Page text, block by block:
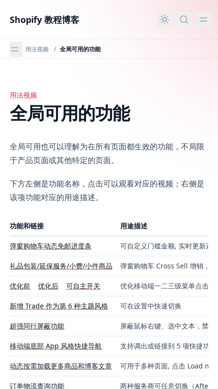
Shopify 教程博客
用法视频 / 全局可用的功能
全局可用的功能
用法视频
全局可用的功能
全局可用也可以理解为在所有页面都生效的功能，不局限
于产品页面或其他特定的页面。
下方左侧是功能名称，点击可以观看对应的视频；右侧是
该项功能对应的用途描述。
功能和链接 用途描述
弹窗购物车动态免邮进度条 可自定义门槛金额, 实时更新还
礼品包装/延保服务/小费/小件商品 弹窗购物车 Cross Sell 增销，
优化前 优化后 可自主开关 优化移动端一二三级菜单点击可
新增 Trade 作为第 6 种主题风格 可在设置中快速切换
超强同行屏蔽功能 屏蔽鼠标右键、选中文本，禁
移动端底部 App 风格快捷导航 支持调出或链接到 5 项快捷功能
动态按需加载更多商品和博客文章 可用于多种页面, 点击 Load
订单物流查询功能 两种服务商可任意切换（After